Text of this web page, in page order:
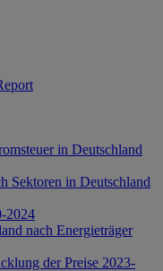
in Deutschland
Sektoren in Deutschland
2024
nach Energieträger
der Preise 2023-